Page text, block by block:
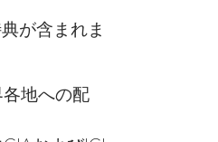
が含まれま
地への配